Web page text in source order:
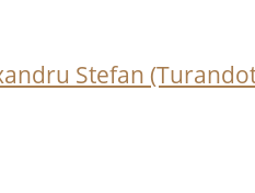
Stefan